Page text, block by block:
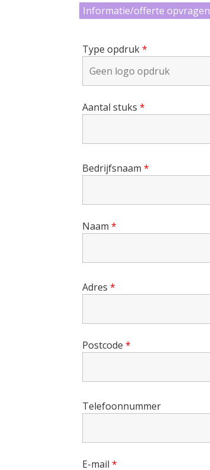
Informatie/offerte opvragen
Type opdruk*
Aantal stuks*
Bedrijfsnaam*
Naam*
Adres*
Postcode*
Telefoonnummer
E-mail*